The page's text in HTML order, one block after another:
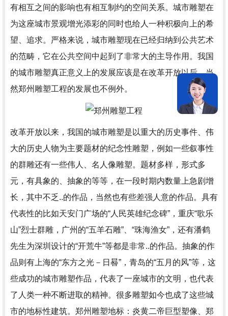
有相互之间的影响也有相互制约的空间关系。城市雕塑在
为这座城市景观增光添彩的同时也给人一种积极向上的希
望、追求。严格来说，城市雕塑现在已经归纳到公共艺术
的范畴，它在公共空间中起到了非常大的主导作用。我国
的城市雕塑真正意义上的发展应该是在改革开放以后，当
然郑州雕塑工程的发展也不例外。
改革开放以来，我国的城市雕塑是以重大的历史事件、伟
大的历史人物为主要题材的纪念性雕塑，例如一些叙事性
的群雕还有一些伟人、名人像雕塑。题材多样，形式多
元，有具象的、抽象的等等，在一段时期内数量上急剧增
长，其中不乏..的作品，当然也有些差强人意的作品。具有
代表性的比如天安门广场的“人民英雄纪念碑”，重庆“歌乐
山”烈士群雕，广州的“五羊石雕”、“珠海渔女”，还有潘鹤
先生为深圳设计的“开荒牛”等都是非常..的作品。抽象的作
品则有上海的“东方之光－日晷”，青岛的“五月的风”等，这
些成功的城市雕塑作品，代表了一座城市的文明，也代表
了人类一种不断进取的精神。很多雕塑如今也成了这些城
市的地标性建筑。郑州雕塑地标：炎黄二帝巨型塑像、郑